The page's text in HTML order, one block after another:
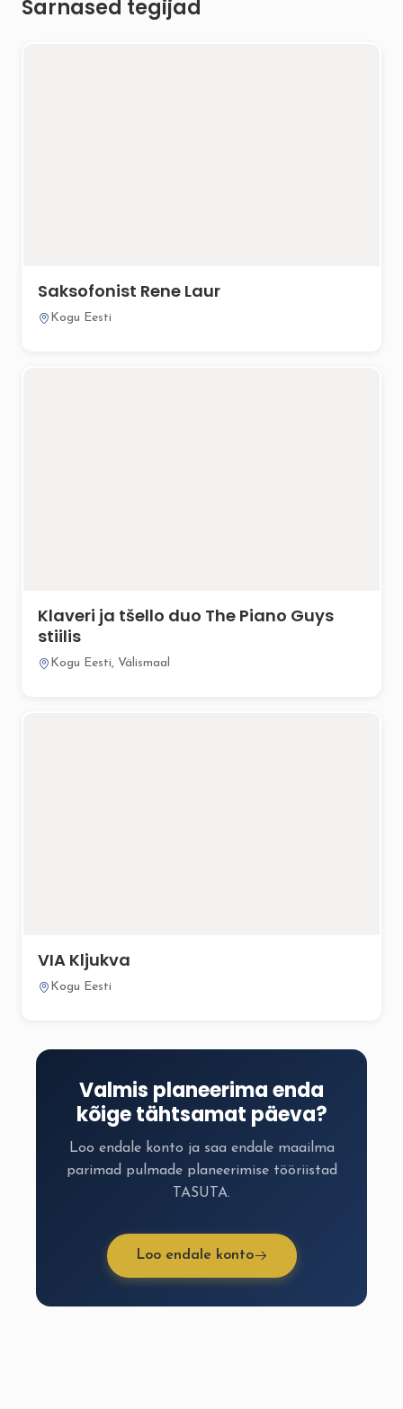
Sarnased tegijad
Saksofonist Rene Laur
Kogu Eesti
Klaveri ja tšello duo The Piano Guys
stiilis
Kogu Eesti, Välismaal
VIA Kljukva
Kogu Eesti
Valmis planeerima enda
kõige tähtsamat päeva?
Loo endale konto ja saa endale maailma
parimad pulmade planeerimise tööriistad
TASUTA.
Loo endale konto